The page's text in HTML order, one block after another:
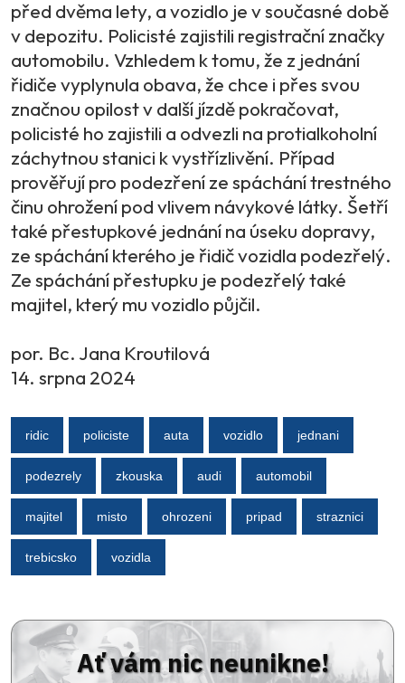
před dvěma lety, a vozidlo je v současné době
v depozitu. Policisté zajistili registrační značky
automobilu. Vzhledem k tomu, že z jednání
řidiče vyplynula obava, že chce i přes svou
značnou opilost v další jízdě pokračovat,
policisté ho zajistili a odvezli na protialkoholní
záchytnou stanici k vystřízlivění. Případ
prověřují pro podezření ze spáchání trestného
činu ohrožení pod vlivem návykové látky. Šetří
také přestupkové jednání na úseku dopravy,
ze spáchání kterého je řidič vozidla podezřelý.
Ze spáchání přestupku je podezřelý také
majitel, který mu vozidlo půjčil.
por. Bc. Jana Kroutilová
14. srpna 2024
ridic policiste auta vozidlo jednani
podezrely zkouska audi automobil
majitel misto ohrozeni pripad straznici
trebicsko vozidla
Ať vám nic neunikne!